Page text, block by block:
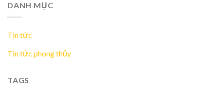
DANH MỤC
Tin tức
Tin tức phong thủy
TAGS